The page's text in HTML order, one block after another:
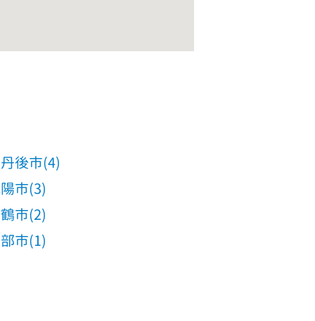
後市(4)
市(3)
市(2)
市(1)